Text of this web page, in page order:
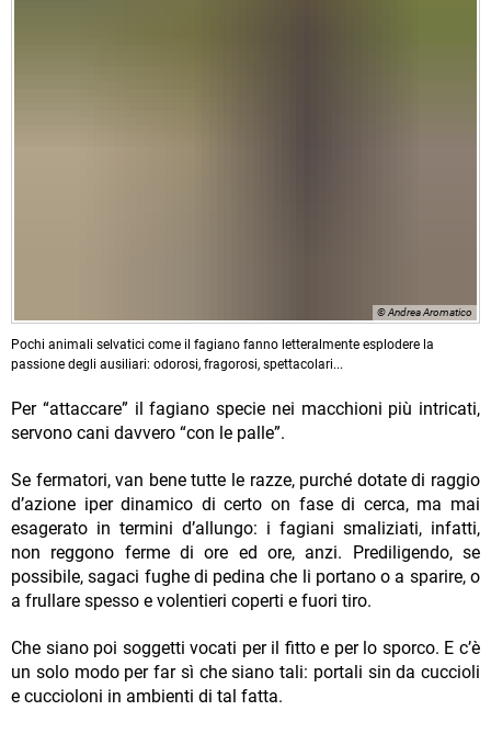
© Andrea Aromatico
Pochi animali selvatici come il fagiano fanno letteralmente esplodere la
passione degli ausiliari: odorosi, fragorosi, spettacolari...
Per “attaccare” il fagiano specie nei macchioni più intricati,
servono cani davvero “con le palle”.
Se fermatori, van bene tutte le razze, purché dotate di raggio
d’azione iper dinamico di certo on fase di cerca, ma mai
esagerato in termini d’allungo: i fagiani smaliziati, infatti,
non reggono ferme di ore ed ore, anzi. Prediligendo, se
possibile, sagaci fughe di pedina che li portano o a sparire, o
a frullare spesso e volentieri coperti e fuori tiro.
Che siano poi soggetti vocati per il fitto e per lo sporco. E c’è
un solo modo per far sì che siano tali: portali sin da cuccioli
e cuccioloni in ambienti di tal fatta.